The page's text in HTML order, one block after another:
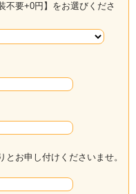
不要+0円】をお選びくださ
お申し付けくださいませ。